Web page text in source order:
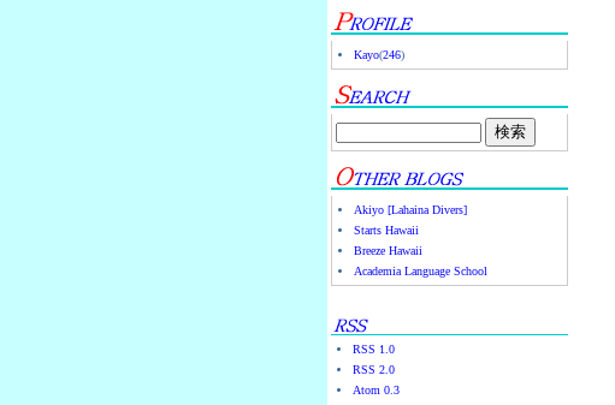
Kayo(246)
Akiyo [Lahaina Divers]
Starts Hawaii
Breeze Hawaii
Academia Language School
RSS 1.0
RSS 2.0
Atom 0.3